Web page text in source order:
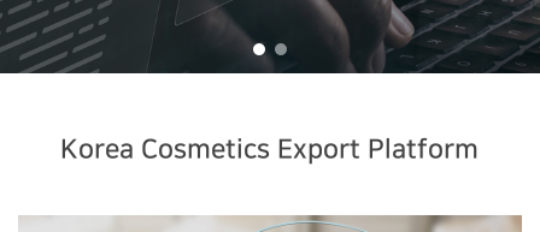
Korea Cosmetics Export Platform